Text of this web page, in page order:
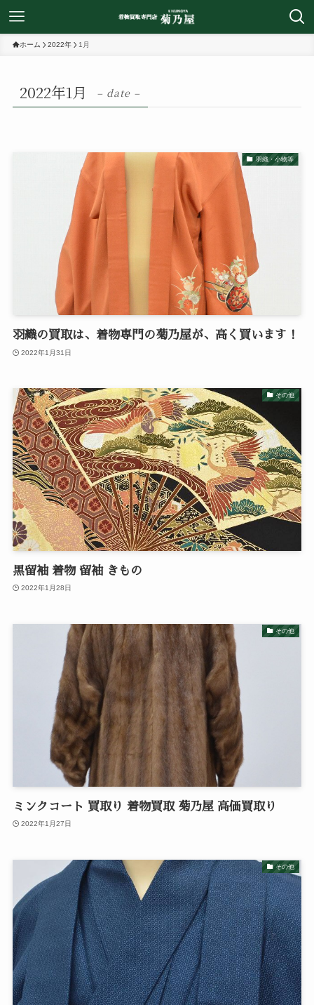
ホーム 2022年 1月
2022年1月 – date –
羽織・小物等
羽織の買取は、着物専門の菊乃屋が、高く買います！
2022年1月31日
その他
黒留袖 着物 留袖 きもの
2022年1月28日
その他
ミンクコート 買取り 着物買取 菊乃屋 高価買取り
2022年1月27日
その他